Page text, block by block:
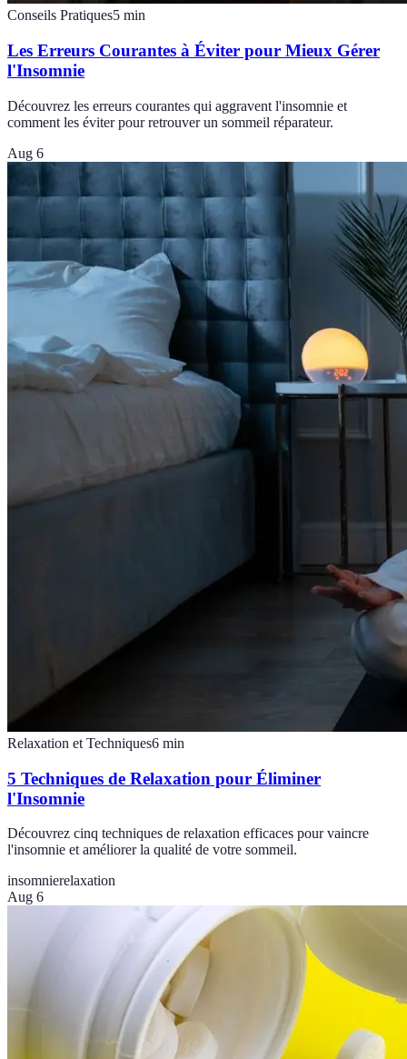
Conseils Pratiques5 min
Les Erreurs Courantes à Éviter pour Mieux Gérer
l'Insomnie
Découvrez les erreurs courantes qui aggravent l'insomnie et
comment les éviter pour retrouver un sommeil réparateur.
Aug 6
Relaxation et Techniques6 min
5 Techniques de Relaxation pour Éliminer
l'Insomnie
Découvrez cinq techniques de relaxation efficaces pour vaincre
l'insomnie et améliorer la qualité de votre sommeil.
insomnierelaxation
Aug 6